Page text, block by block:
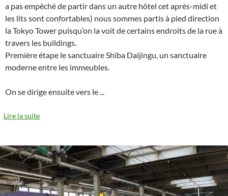
a pas empêché de partir dans un autre hôtel cet après-midi et
les lits sont confortables) nous sommes partis à pied direction
la Tokyo Tower puisqu’on la voit de certains endroits de la rue à
travers les buildings.
Première étape le sanctuaire Shiba Daijingu, un sanctuaire
moderne entre les immeubles.
On se dirige ensuite vers le
Lire la suite